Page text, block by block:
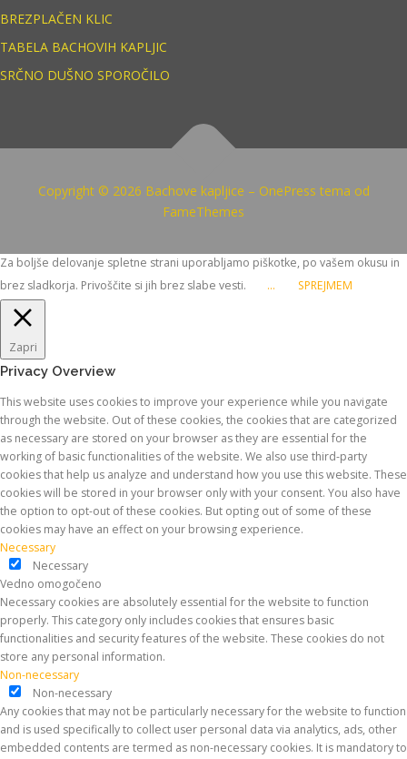
BREZPLAČEN KLIC
TABELA BACHOVIH KAPLJIC
SRČNO DUŠNO SPOROČILO
Copyright © 2026 Bachove kapljice – OnePress tema od
FameThemes
Za boljše delovanje spletne strani uporabljamo piškotke, po vašem okusu in
brez sladkorja. Privoščite si jih brez slabe vesti.
... SPREJMEM
Zapri
Privacy Overview
This website uses cookies to improve your experience while you navigate
through the website. Out of these cookies, the cookies that are categorized
as necessary are stored on your browser as they are essential for the
working of basic functionalities of the website. We also use third-party
cookies that help us analyze and understand how you use this website. These
cookies will be stored in your browser only with your consent. You also have
the option to opt-out of these cookies. But opting out of some of these
cookies may have an effect on your browsing experience.
Necessary
Necessary
Vedno omogočeno
Necessary cookies are absolutely essential for the website to function
properly. This category only includes cookies that ensures basic
functionalities and security features of the website. These cookies do not
store any personal information.
Non-necessary
Non-necessary
Any cookies that may not be particularly necessary for the website to function
and is used specifically to collect user personal data via analytics, ads, other
embedded contents are termed as non-necessary cookies. It is mandatory to